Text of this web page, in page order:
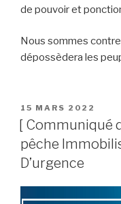
de pouvoir et
Nous sommes
dépossèdera les
PUBLIÉ
LE
15 MARS 2022
[ Communiqué
pêche
D’urgence